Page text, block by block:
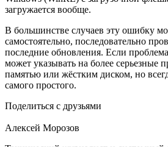
загружается вообще.
В большинстве случаев эту ошибку
самостоятельно, последовательно
последние обновления. Если
может указывать на более серьезные
памятью или жёстким диском, но
самого простого.
Поделиться с друзьями
Алексей Морозов